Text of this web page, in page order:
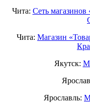
Чита: Сеть
Чита: Магазин
Якутск:
Ярославль: